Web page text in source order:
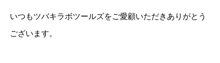
いつもツバキラボツールズをご愛顧いただきありがとう
ございます。